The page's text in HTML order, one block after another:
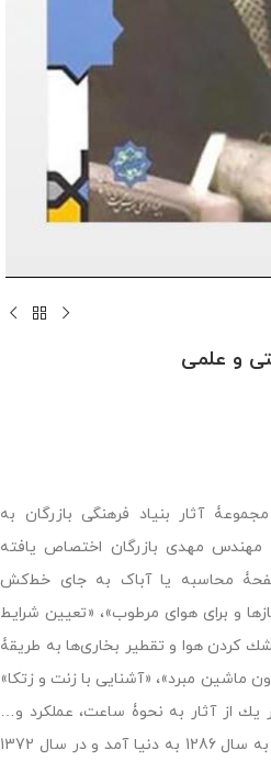
آثار بنیاد فرهنگی بازرگان به
مهدی بازرگان اختصاص یافته
محاسبه یا آباک به جای خط‌كش
و برای هوای مرطوب»، «تعیین شرایط
كردن هوا و تقطیر بخاری‌ها به طریقۀ
ماشین مبرد»، «آشنایی با زنت و زتكا»
از آثار به نحوۀ ساعت، عملكرد و…
اشاره شده است. مهندس بازرگان به سال 1286 به دنیا آمد و در سال 1372